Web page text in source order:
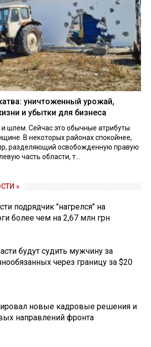
уничтоженный урожай,
и убытки для бизнеса
шлем. Сейчас это обычные атрибуты
В некоторых районах спокойнее,
разделяющий освобожденную правую
часть области, т...
»
подрядчик "нагрелся" на
более чем на 2,67 млн грн
будут судить мужчину за
через границу за $20
новые кадровые решения и
направлений фронта